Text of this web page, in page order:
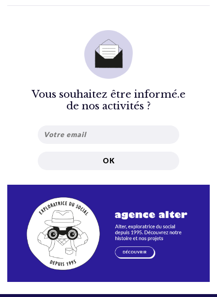
Vous souhaitez être informé.e
de nos activités ?